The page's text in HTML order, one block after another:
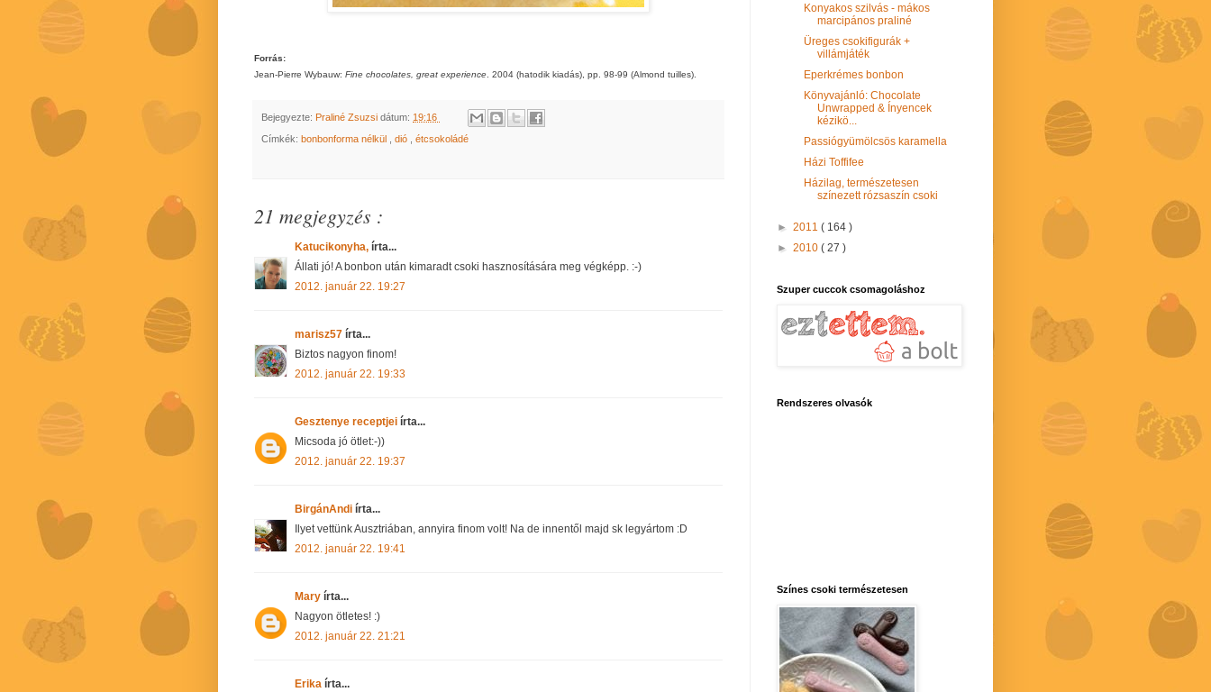
Forrás:
Jean-Pierre Wybauw: Fine chocolates, great experience . 2004 (hatodik kiadás), pp. 98-99 (Almond tuilles).
Bejegyezte: Praliné Zsuzsi dátum: 19:16
Címkék: bonbonforma nélkül , dió , étcsokoládé
21 megjegyzés :
Katucikonyha, írta...
Állati jó! A bonbon után kimaradt csoki hasznosítására meg végképp. :-)
2012. január 22. 19:27
marisz57 írta...
Biztos nagyon finom!
2012. január 22. 19:33
Gesztenye receptjei írta...
Micsoda jó ötlet:-))
2012. január 22. 19:37
BirgánAndi írta...
Ilyet vettünk Ausztriában, annyira finom volt! Na de innentől majd sk legyártom :D
2012. január 22. 19:41
Mary írta...
Nagyon ötletes! :)
2012. január 22. 21:21
Erika írta...
Konyakos szilvás - mákos
marcipános praliné
Üreges csokifigurák +
villámjáték
Eperkrémes bonbon
Könyvajánló: Chocolate
Unwrapped & Ínyencek
kézikö...
Passiógyümölcsös karamella
Házi Toffifee
Házilag, természetesen
színezett rózsaszín csoki
► 2011 ( 164 )
► 2010 ( 27 )
Szuper cuccok csomagoláshoz
Rendszeres olvasók
Színes csoki természetesen